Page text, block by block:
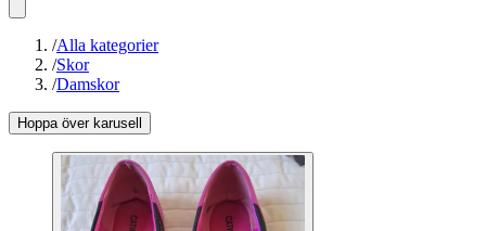
/Alla kategorier
/Skor
/Damskor
Hoppa över karusell